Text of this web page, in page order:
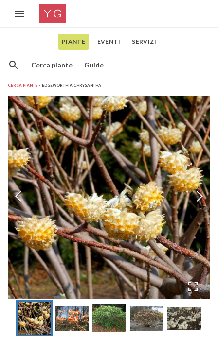
PIANTE EVENTI SERVIZI
Cerca piante Guide
CERCA PIANTE EDGEWORTHIA CHRYSANTHA